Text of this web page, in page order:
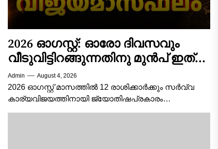
2026 ഓഗസ്റ്റ്: ഓരോ ദിവസവും
വീടുവിട്ടിറങ്ങുന്നതിനു മുൻപ് ഇത്
ചെയ്താൽ കാര്യവിജയം ഉറപ്പ്! 12
രാശിക്കാരുടെയും സമ്പൂർണ്ണ
വിജയമാസഫലം!
Admin August 4, 2026
2026 ഓഗസ്റ്റ് മാസത്തിൽ 12 രാശിക്കാർക്കും സർവ്വ
കാര്യവിജയത്തിനായി ജ്യോതിഷപ്രകാരം